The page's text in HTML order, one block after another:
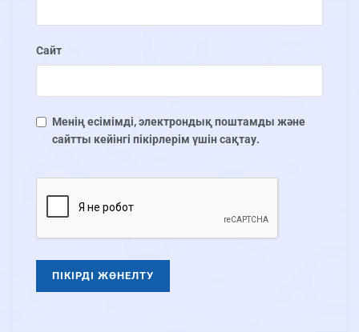
Сайт
Менің есімімді, электрондық поштамды және
сайтты кейінгі пікірлерім үшін сақтау.